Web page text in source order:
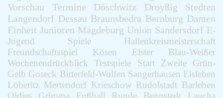
Vorschau
Termine Döschwitz Droyßig
Stedten
Langendorf Dessau Braunsbedra Bernburg Damen
Einheit Junioren Magdeburg Union Sandersdorf E-
Jugend
Spiele
Hallenkreismeisterschaft
Freundschaftsspiel
Kösen Elster
Blau-Weißer
Wochenendrückblick
Testspiele Start Zweite
Grün-
Gelb Goseck Bitterfeld-Wolfen Sangerhausen Eisleben
Löberitz Mertendorf Krieschow Rudolstadt Barleben
Oldies
Grimma Fußball Runde Bennstedt
Laucha